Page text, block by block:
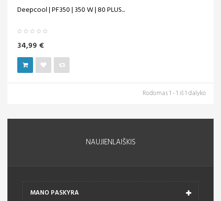
Deepcool | PF350 | 350 W | 80 PLUS...
34,99 €
Rodomas 1 - 1 iš 1 dalyko
NAUJIENLAIŠKIS
MANO PASKYRA